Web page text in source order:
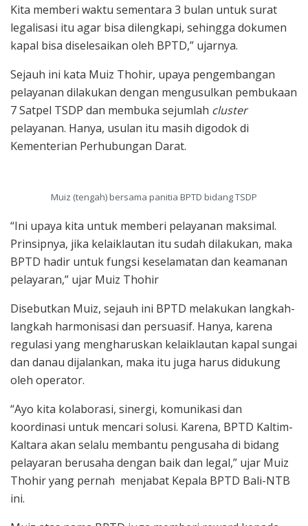
Kita memberi waktu sementara 3 bulan untuk surat
legalisasi itu agar bisa dilengkapi, sehingga dokumen
kapal bisa diselesaikan oleh BPTD,” ujarnya.
Sejauh ini kata Muiz Thohir, upaya pengembangan
pelayanan dilakukan dengan mengusulkan pembukaan
7 Satpel TSDP dan membuka sejumlah cluster
pelayanan. Hanya, usulan itu masih digodok di
Kementerian Perhubungan Darat.
Muiz (tengah) bersama panitia BPTD bidang TSDP
“Ini upaya kita untuk memberi pelayanan maksimal.
Prinsipnya, jika kelaiklautan itu sudah dilakukan, maka
BPTD hadir untuk fungsi keselamatan dan keamanan
pelayaran,” ujar Muiz Thohir
Disebutkan Muiz, sejauh ini BPTD melakukan langkah-
langkah harmonisasi dan persuasif. Hanya, karena
regulasi yang mengharuskan kelaiklautan kapal sungai
dan danau dijalankan, maka itu juga harus didukung
oleh operator.
“Ayo kita kolaborasi, sinergi, komunikasi dan
koordinasi untuk mencari solusi. Karena, BPTD Kaltim-
Kaltara akan selalu membantu pengusaha di bidang
pelayaran berusaha dengan baik dan legal,” ujar Muiz
Thohir yang pernah menjabat Kepala BPTD Bali-NTB
ini.